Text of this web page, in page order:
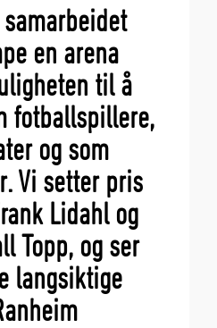
en arena
til å
fotballspillere,
og som
Vi setter pris
Lidahl og
Topp, og ser
langsiktige